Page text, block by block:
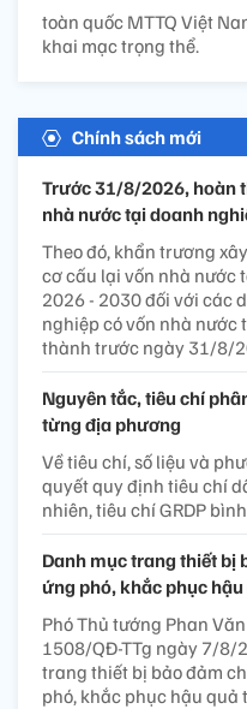
toàn quốc MTTQ Việt
khai mạc trọng thể.
Chính sách mới
Trước 31/8/2026, hoàn
nhà nước tại doanh
Theo đó, khẩn trương
cơ cấu lại vốn nhà nước
2026 - 2030 đối với các
nghiệp có vốn nhà nước
thành trước ngày 31/8/
Nguyên tắc, tiêu chí
từng địa phương
Về tiêu chí, số liệu và
quyết quy định tiêu chí
nhiên, tiêu chí GRDP
Danh mục trang thiết bị
ứng phó, khắc phục
Phó Thủ tướng Phan
1508/QĐ-TTg ngày 7/8/
trang thiết bị bảo đảm
phó, khắc phục hậu